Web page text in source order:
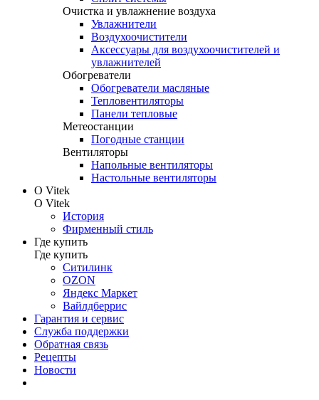
Очистка и увлажнение воздуха
Увлажнители
Воздухоочистители
Аксессуары для воздухоочистителей и
увлажнителей
Обогреватели
Обогреватели масляные
Тепловентиляторы
Панели тепловые
Метеостанции
Погодные станции
Вентиляторы
Напольные вентиляторы
Настольные вентиляторы
О Vitek
О Vitek
История
Фирменный стиль
Где купить
Где купить
Ситилинк
OZON
Яндекс Маркет
Вайлдберрис
Гарантия и сервис
Служба поддержки
Обратная связь
Рецепты
Новости